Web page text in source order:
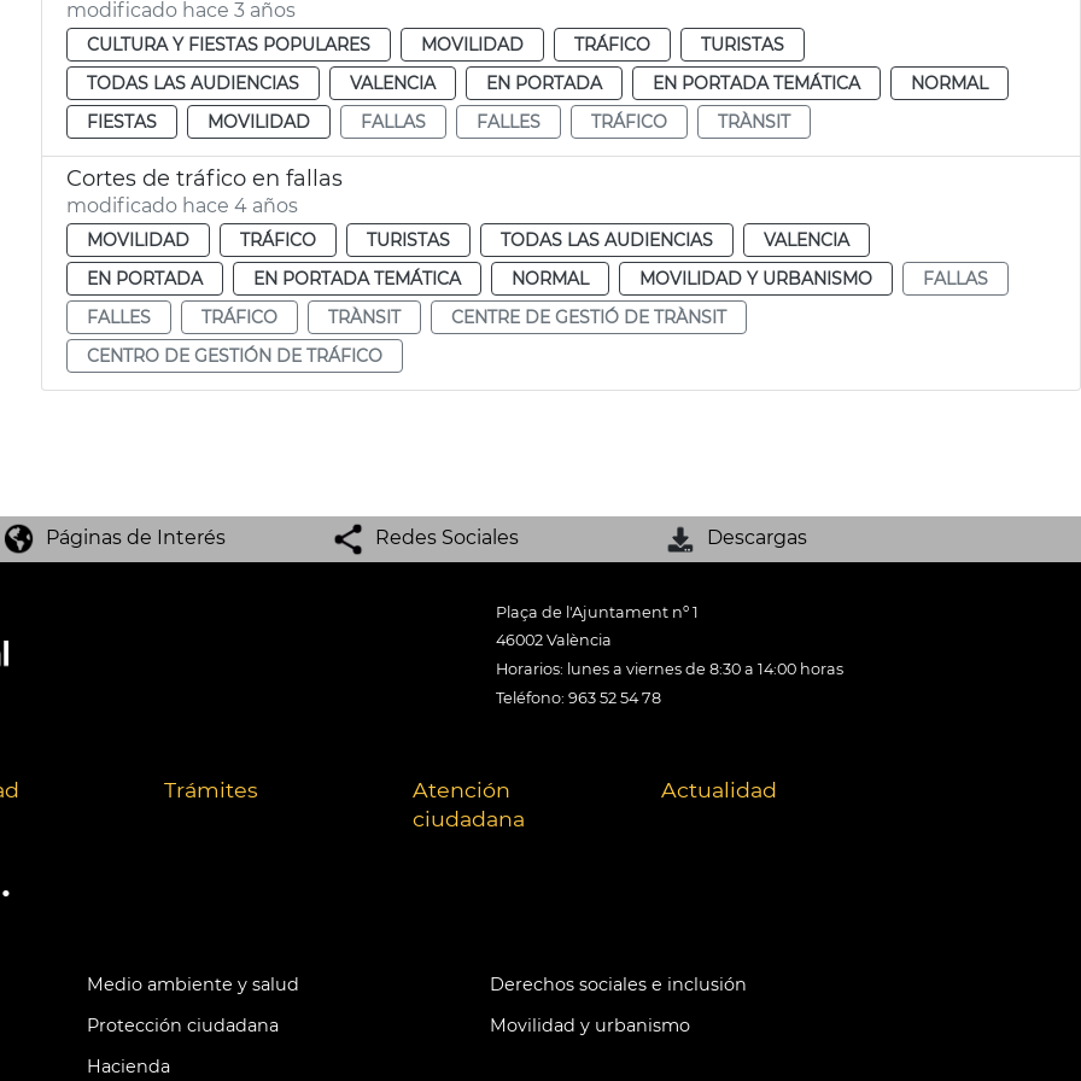
modificado hace 3 años
CULTURA Y FIESTAS POPULARES MOVILIDAD TRÁFICO
TURISTAS
TODAS LAS AUDIENCIAS
VALENCIA EN PORTADA EN PORTADA TEMÁTICA
NORMAL
FIESTAS
MOVILIDAD FALLAS FALLES TRÁFICO TRÀNSIT
Cortes de tráfico en fallas
modificado hace 4 años
MOVILIDAD TRÁFICO TURISTAS TODAS LAS AUDIENCIAS
VALENCIA
EN PORTADA
EN PORTADA TEMÁTICA NORMAL MOVILIDAD Y URBANISMO
FALLAS
FALLES
TRÁFICO TRÀNSIT
CENTRE DE GESTIÓ DE TRÀNSIT
CENTRO DE GESTIÓN DE TRÁFICO
Páginas de Interés Redes Sociales Descargas
Plaça de l'Ajuntament nº 1
46002 València
Horarios: lunes a viernes de 8:30 a 14:00 horas
Teléfono: 963 52 54 78
Trámites
Atención
ciudadana
Actualidad
Medio ambiente y salud
Derechos sociales e inclusión
Protección ciudadana
Movilidad y urbanismo
Hacienda